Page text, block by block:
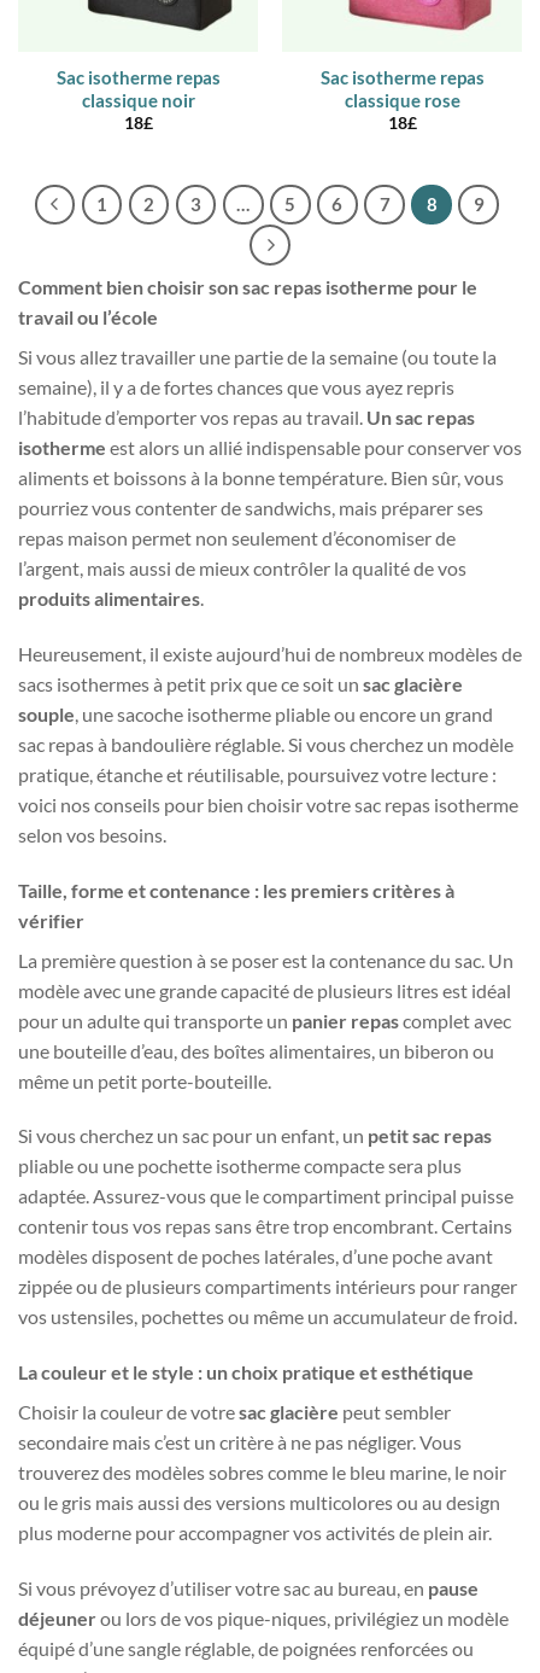
Sac isotherme repas
classique noir
18£
Sac isotherme repas
classique rose
18£
1 2 3 … 5 6 7 8 9
Comment bien choisir son sac repas isotherme pour le
travail ou l’école
Si vous allez travailler une partie de la semaine (ou toute la
semaine), il y a de fortes chances que vous ayez repris
l’habitude d’emporter vos repas au travail. Un sac repas
isotherme est alors un allié indispensable pour conserver vos
aliments et boissons à la bonne température. Bien sûr, vous
pourriez vous contenter de sandwichs, mais préparer ses
repas maison permet non seulement d’économiser de
l’argent, mais aussi de mieux contrôler la qualité de vos
produits alimentaires.
Heureusement, il existe aujourd’hui de nombreux modèles de
sacs isothermes à petit prix que ce soit un sac glacière
souple, une sacoche isotherme pliable ou encore un grand
sac repas à bandoulière réglable. Si vous cherchez un modèle
pratique, étanche et réutilisable, poursuivez votre lecture :
voici nos conseils pour bien choisir votre sac repas isotherme
selon vos besoins.
Taille, forme et contenance : les premiers critères à
vérifier
La première question à se poser est la contenance du sac. Un
modèle avec une grande capacité de plusieurs litres est idéal
pour un adulte qui transporte un panier repascomplet avec
une bouteille d’eau, des boîtes alimentaires, un biberon ou
même un petit porte-bouteille.
Si vous cherchez un sac pour un enfant, un petit sac repas
pliable ou une pochette isotherme compacte sera plus
adaptée. Assurez-vous que le compartiment principal puisse
contenir tous vos repas sans être trop encombrant. Certains
modèles disposent de poches latérales, d’une poche avant
zippée ou de plusieurs compartiments intérieurs pour ranger
vos ustensiles, pochettes ou même un accumulateur de froid.
La couleur et le style : un choix pratique et esthétique
Choisir la couleur de votresac glacière peut sembler
secondaire mais c’est un critère à ne pas négliger. Vous
trouverez des modèles sobres comme le bleu marine, le noir
ou le gris mais aussi des versions multicolores ou au design
plus moderne pour accompagner vos activités de plein air.
Si vous prévoyez d’utiliser votre sac au bureau, en pause
déjeunerou lors de vos pique-niques, privilégiez un modèle
équipé d’une sangle réglable, de poignées renforcées ou